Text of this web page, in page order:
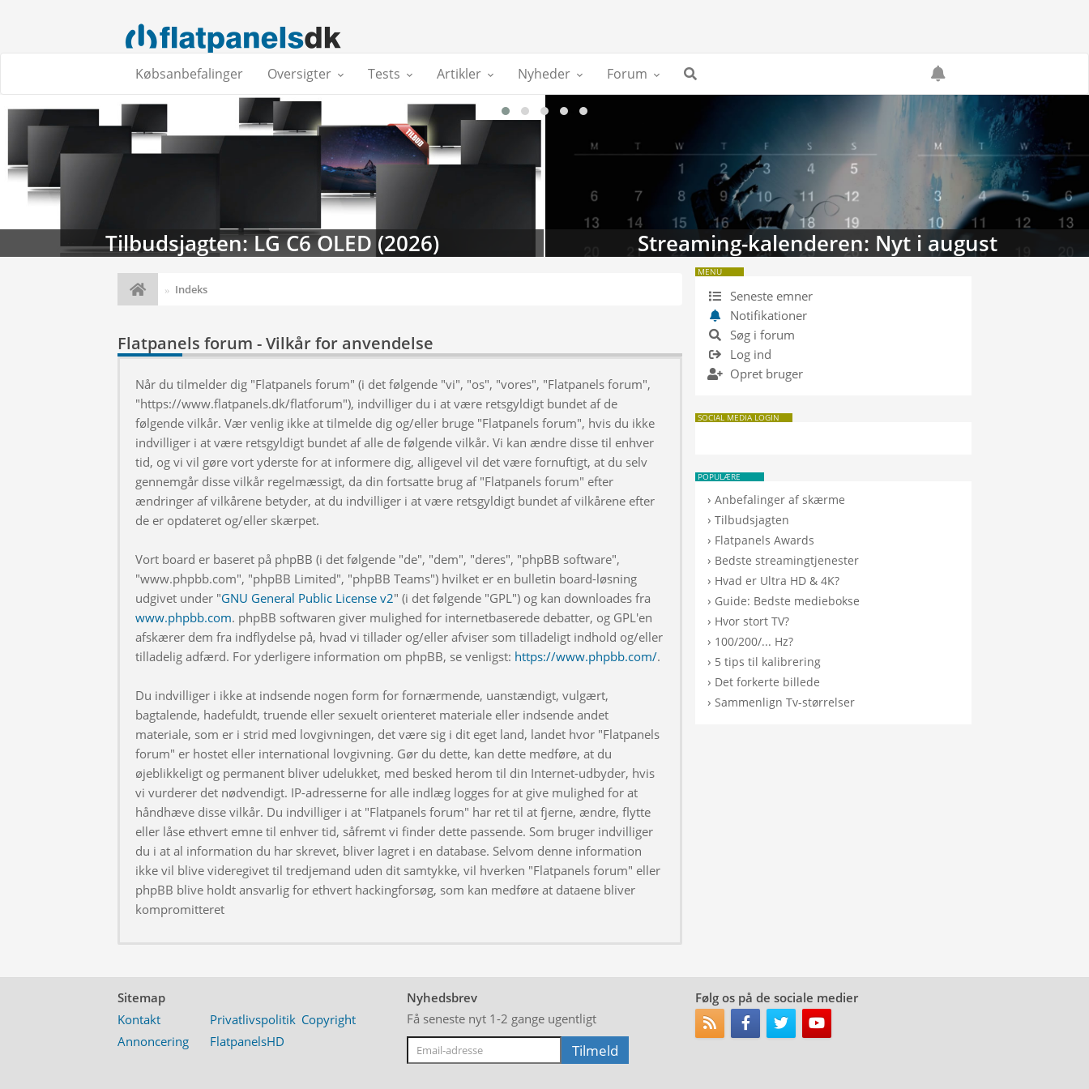
Købsanbefalinger Oversigter Tests Artikler Nyheder Forum
Tilbudsjagten: LG C6 OLED (2026) Streaming-kalenderen: Nyt i august
Indeks
Flatpanels forum - Vilkår for anvendelse
Når du tilmelder dig "Flatpanels forum" (i det følgende "vi", "os", "vores", "Flatpanels forum",
"https://www.flatpanels.dk/flatforum"), indvilliger du i at være retsgyldigt bundet af de
følgende vilkår. Vær venlig ikke at tilmelde dig og/eller bruge "Flatpanels forum", hvis du ikke
indvilliger i at være retsgyldigt bundet af alle de følgende vilkår. Vi kan ændre disse til enhver
tid, og vi vil gøre vort yderste for at informere dig, alligevel vil det være fornuftigt, at du selv
gennemgår disse vilkår regelmæssigt, da din fortsatte brug af "Flatpanels forum" efter
ændringer af vilkårene betyder, at du indvilliger i at være retsgyldigt bundet af vilkårene efter
de er opdateret og/eller skærpet.
Vort board er baseret på phpBB (i det følgende "de", "dem", "deres", "phpBB software",
"www.phpbb.com", "phpBB Limited", "phpBB Teams") hvilket er en bulletin board-løsning
udgivet under "GNU General Public License v2" (i det følgende "GPL") og kan downloades fra
www.phpbb.com. phpBB softwaren giver mulighed for internetbaserede debatter, og GPL'en
afskærer dem fra indflydelse på, hvad vi tillader og/eller afviser som tilladeligt indhold og/eller
tilladelig adfærd. For yderligere information om phpBB, se venligst: https://www.phpbb.com/.
Du indvilliger i ikke at indsende nogen form for fornærmende, uanstændigt, vulgært,
bagtalende, hadefuldt, truende eller sexuelt orienteret materiale eller indsende andet
materiale, som er i strid med lovgivningen, det være sig i dit eget land, landet hvor "Flatpanels
forum" er hostet eller international lovgivning. Gør du dette, kan dette medføre, at du
øjeblikkeligt og permanent bliver udelukket, med besked herom til din Internet-udbyder, hvis
vi vurderer det nødvendigt. IP-adresserne for alle indlæg logges for at give mulighed for at
håndhæve disse vilkår. Du indvilliger i at "Flatpanels forum" har ret til at fjerne, ændre, flytte
eller låse ethvert emne til enhver tid, såfremt vi finder dette passende. Som bruger indvilliger
du i at al information du har skrevet, bliver lagret i en database. Selvom denne information
ikke vil blive videregivet til tredjemand uden dit samtykke, vil hverken "Flatpanels forum" eller
phpBB blive holdt ansvarlig for ethvert hackingforsøg, som kan medføre at dataene bliver
kompromitteret
MENU
Seneste emner
Notifikationer
Søg i forum
Log ind
Opret bruger
SOCIAL MEDIA LOGIN
POPULÆRE
›Anbefalinger af skærme
›Tilbudsjagten
› Flatpanels Awards
› Bedste streamingtjenester
› Hvad er Ultra HD & 4K?
› Guide: Bedste mediebokse
› Hvor stort TV?
› 100/200/... Hz?
› 5 tips til kalibrering
› Det forkerte billede
›Sammenlign Tv-størrelser
Sitemap
Kontakt
Privatlivspolitik Copyright
Annoncering
FlatpanelsHD
Nyhedsbrev
Få seneste nyt 1-2 gange ugentligt
Følg os på de sociale medier